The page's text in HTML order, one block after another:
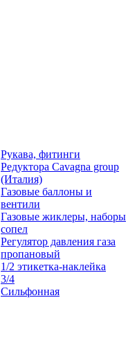
Рукава, фитинги
Редуктора Cavagna group
(Италия)
Газовые баллоны и
вентили
Газовые жиклеры, наборы
сопел
Регулятор давления газа
пропановый
1/2 этикетка-наклейка
3/4
Сильфонная